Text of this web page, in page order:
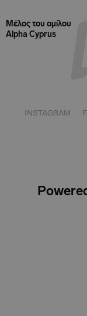
Μέλος του ομίλου
Alpha Cyprus
INSTAGRAM